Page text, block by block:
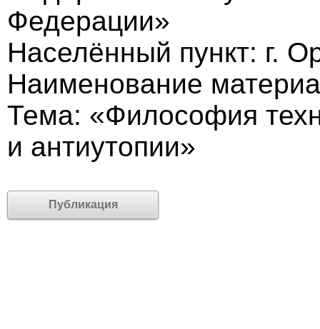
Федерации»
Населённый пункт: г.
Наименование
Тема: «Философия
и антиутопии»
Публикация